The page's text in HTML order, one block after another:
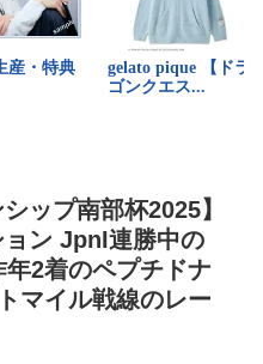
ップ南部杯2025】
ン JpnI連勝中の
2着のペプチドナ
マイル戦線のレー